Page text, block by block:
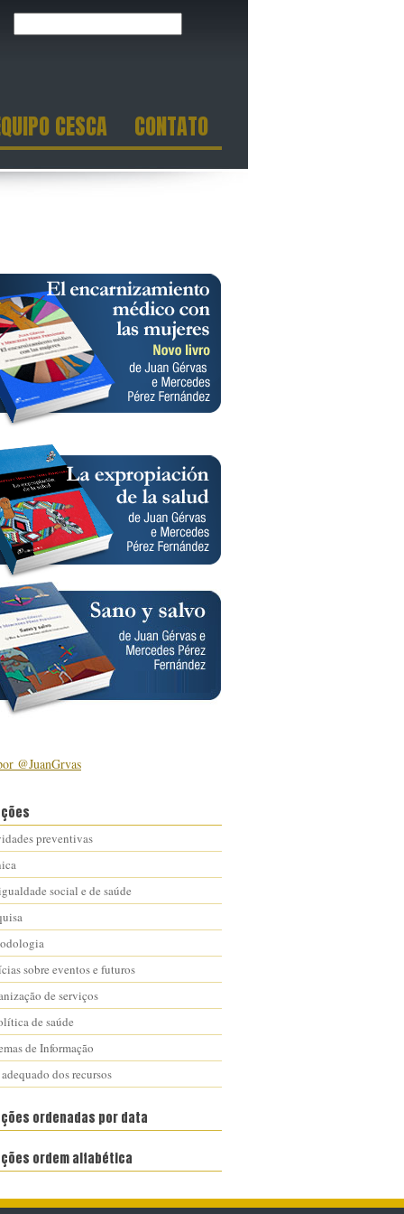
CESCA CONTATO
@JuanGrvas
preventivas
social e de saúde
sobre eventos e futuros
de serviços
de saúde
de Informação
dos recursos
ordenadas por data
ordem alfabética